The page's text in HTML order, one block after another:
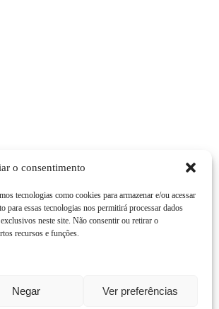
o consentimento
tecnologias como cookies para armazenar e/ou acessar
essas tecnologias nos permitirá processar dados
neste site. Não consentir ou retirar o
recursos e funções.
Negar Ver preferências